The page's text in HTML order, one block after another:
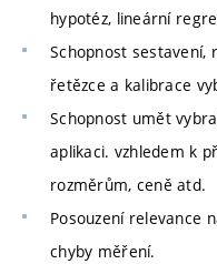
hypotéz, lineární
Schopnost sestavení,
řetězce a kalibrace
Schopnost umět
aplikaci. vzhledem k
rozměrům, ceně atd.
Posouzení relevance
chyby měření.